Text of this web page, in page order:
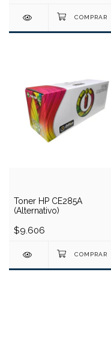
Toner HP CE285A
(Alternativo)
$9.606